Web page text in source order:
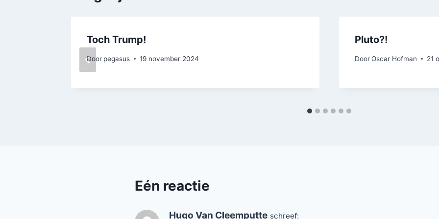
Toch Trump!
Door pegasus 19 november 2024
Pluto?!
DoorOscar Hofman 21
Eén reactie
Hugo Van Cleemputte schreef: